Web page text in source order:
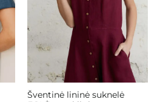
Šventinė lininė suknelė